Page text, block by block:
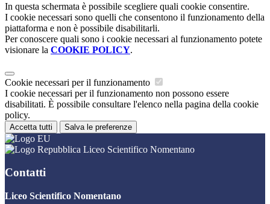
In questa schermata è possibile scegliere quali cookie consentire.
I cookie necessari sono quelli che consentono il funzionamento della
piattaforma e non è possibile disabilitarli.
Per conoscere quali sono i cookie necessari al funzionamento potete
visionare la COOKIE POLICY.
Cookie necessari per il funzionamento
I cookie necessari per il funzionamento non possono essere
disabilitati. È possibile consultare l'elenco nella pagina della cookie
policy.
Accetta tutti Salva le preferenze
Liceo Scientifico Nomentano
Contatti
Liceo Scientifico Nomentano